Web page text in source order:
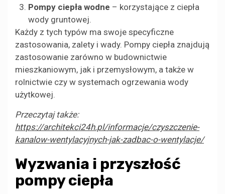
Pompy ciepła wodne – korzystające z ciepła
wody gruntowej.
Każdy z tych typów ma swoje specyficzne
zastosowania, zalety i wady. Pompy ciepła znajdują
zastosowanie zarówno w budownictwie
mieszkaniowym, jak i przemysłowym, a także w
rolnictwie czy w systemach ogrzewania wody
użytkowej.
Przeczytaj także:
https://architekci24h.pl/informacje/czyszczenie-
kanalow-wentylacyjnych-jak-zadbac-o-wentylacje/
Wyzwania i przyszłość
pompy ciepła